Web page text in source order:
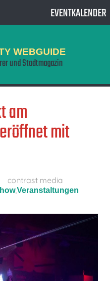
WEBGUIDE
und Stadtmagazin
am
mit
contrast media
,Veranstaltungen
EVENTKALENDER